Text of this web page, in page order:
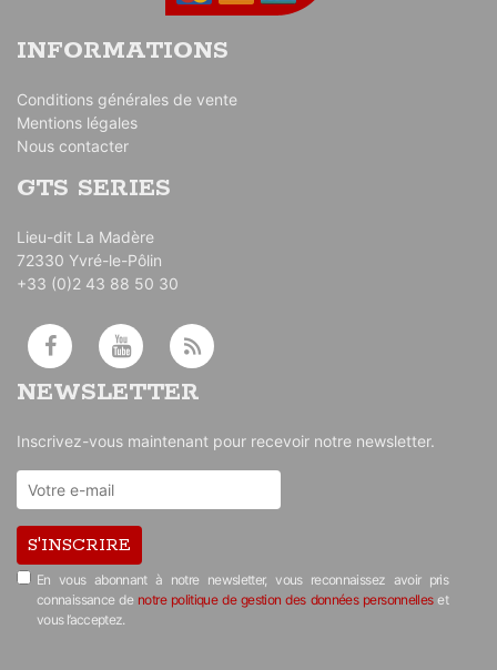
INFORMATIONS
Conditions générales de vente
Mentions légales
Nous contacter
GTS SERIES
Lieu-dit La Madère
72330 Yvré-le-Pôlin
+33 (0)2 43 88 50 30
NEWSLETTER
Inscrivez-vous maintenant pour recevoir notre newsletter.
S'INSCRIRE
En vous abonnant à notre newsletter, vous reconnaissez avoir pris
connaissance de notre politique de gestion des données personnelleset
vous l’acceptez.